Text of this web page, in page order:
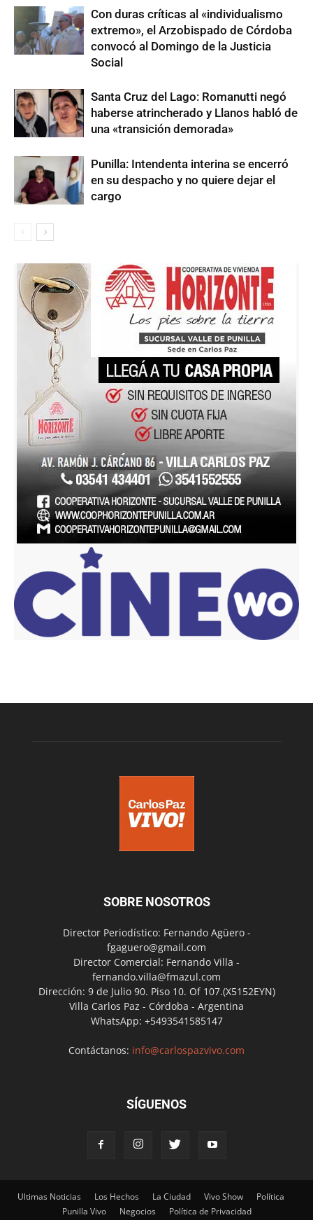
Con duras críticas al «individualismo
extremo», el Arzobispado de Córdoba
convocó al Domingo de la Justicia
Social
Santa Cruz del Lago: Romanutti negó
haberse atrincherado y Llanos habló de
una «transición demorada»
Punilla: Intendenta interina se encerró
en su despacho y no quiere dejar el
cargo
SOBRE NOSOTROS
Director Periodístico: Fernando Agüero -
fgaguero@gmail.com
Director Comercial: Fernando Villa -
fernando.villa@fmazul.com
Dirección: 9 de Julio 90. Piso 10. Of 107.(X5152EYN)
Villa Carlos Paz - Córdoba - Argentina
WhatsApp: +5493541585147
Contáctanos: info@carlospazvivo.com
SÍGUENOS
Ultimas Noticias Los Hechos La Ciudad Vivo Show
Política
Punilla Vivo
Negocios Política de Privacidad